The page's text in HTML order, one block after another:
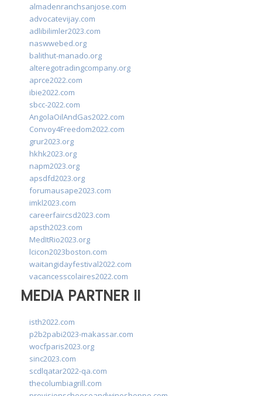
almadenranchsanjose.com
advocatevijay.com
adlibilimler2023.com
naswwebed.org
balithut-manado.org
alteregotradingcompany.org
aprce2022.com
ibie2022.com
sbcc-2022.com
AngolaOilAndGas2022.com
Convoy4Freedom2022.com
grur2023.org
hkhk2023.org
napm2023.org
apsdfd2023.org
forumausape2023.com
imkl2023.com
careerfaircsd2023.com
apsth2023.com
MedItRio2023.org
lcicon2023boston.com
waitangidayfestival2022.com
vacancesscolaires2022.com
MEDIA PARTNER II
isth2022.com
p2b2pabi2023-makassar.com
wocfparis2023.org
sinc2023.com
scdlqatar2022-qa.com
thecolumbiagrill.com